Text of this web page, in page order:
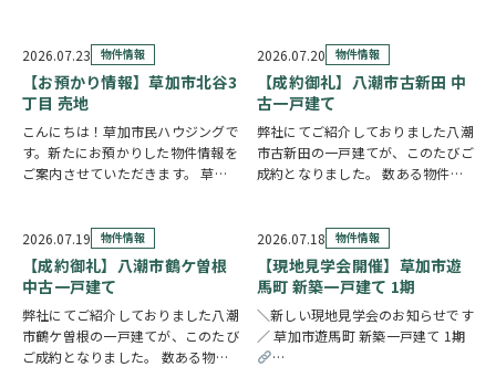
LDKは15帖以上の開放的な空間で
す。リビングの様子を見守りながら
料理が作れる…
しが心地よく差し込む住まいです。
全居室6帖以上…
2026.07.23 物件情報
【お預かり情報】草加市北谷3
丁目 売地
こんにちは！草加市民ハウジングで
す。新たにお預かりした物件情報を
ご案内させていただきます。 草加
め、お好きな建築会社を自由にお選
びいただけます。43.51坪の広々と
した敷地を…
2026.07.20 物件情報
【成約御礼】八潮市古新田 中
古一戸建て
弊社にてご紹介しておりました八潮
市古新田の一戸建てが、このたびご
成約となりました。 数ある物件の
とても嬉しく思っております。 販
売期間中はたくさんのお問い合わせ
やご内覧をいただ…
2026.07.19 物件情報
【成約御礼】八潮市鶴ケ曽根
中古一戸建て
弊社にてご紹介しておりました八潮
市鶴ケ曽根の一戸建てが、このたび
ご成約となりました。 数ある物件
2026.07.18 物件情報
【現地見学会開催】草加市遊
馬町 新築一戸建て 1期
＼新しい現地見学会のお知らせです
／ 草加市遊馬町 新築一戸建て 1期